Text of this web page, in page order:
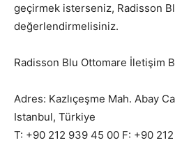
geçirmek isterseniz, Radisson
değerlendirmelisiniz.
Radisson Blu Ottomare İletişim
Adres: Kazlıçeşme Mah. Abay
Istanbul, Türkiye
T: +90 212 939 45 00 F: +90